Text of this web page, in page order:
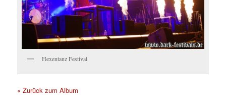
Hexentanz Festival
« Zurück zum Album